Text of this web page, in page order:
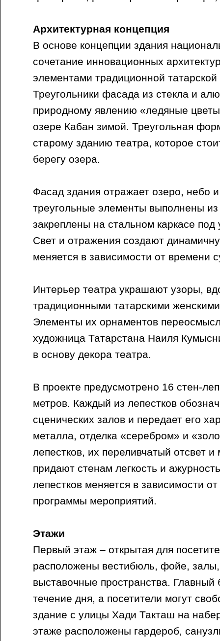
Архитектурная концепция
В основе концепции здания
сочетание инновационных
элементами традиционной татарской
Треугольники фасада из стекла и
природному явлению «ледяные
озере Кабан зимой. Треугольная
старому зданию театра, которое
берегу озера.
Фасад здания отражает озеро, небо
треугольные элементы выполнены
закреплены на стальном каркасе под
Свет и отражения создают
меняется в зависимости от времени
Интерьер театра украшают узоры,
традиционными татарскими
Элементы их орнаментов
художница Татарстана Наиля
в основу декора театра.
В проекте предусмотрено 16 стен-
метров. Каждый из лепестков
сценических залов и передает его
металла, отделка «серебром» и
лепестков, их переливчатый отсвет и
придают стенам легкость и
лепестков меняется в зависимости
программы мероприятий.
Этажи
Первый этаж – открытая для
расположены вестибюль, фойе, залы,
выставочные пространства. Главный
течение дня, а посетители могут
здание с улицы Хади Такташ на
этаже расположены гардероб,